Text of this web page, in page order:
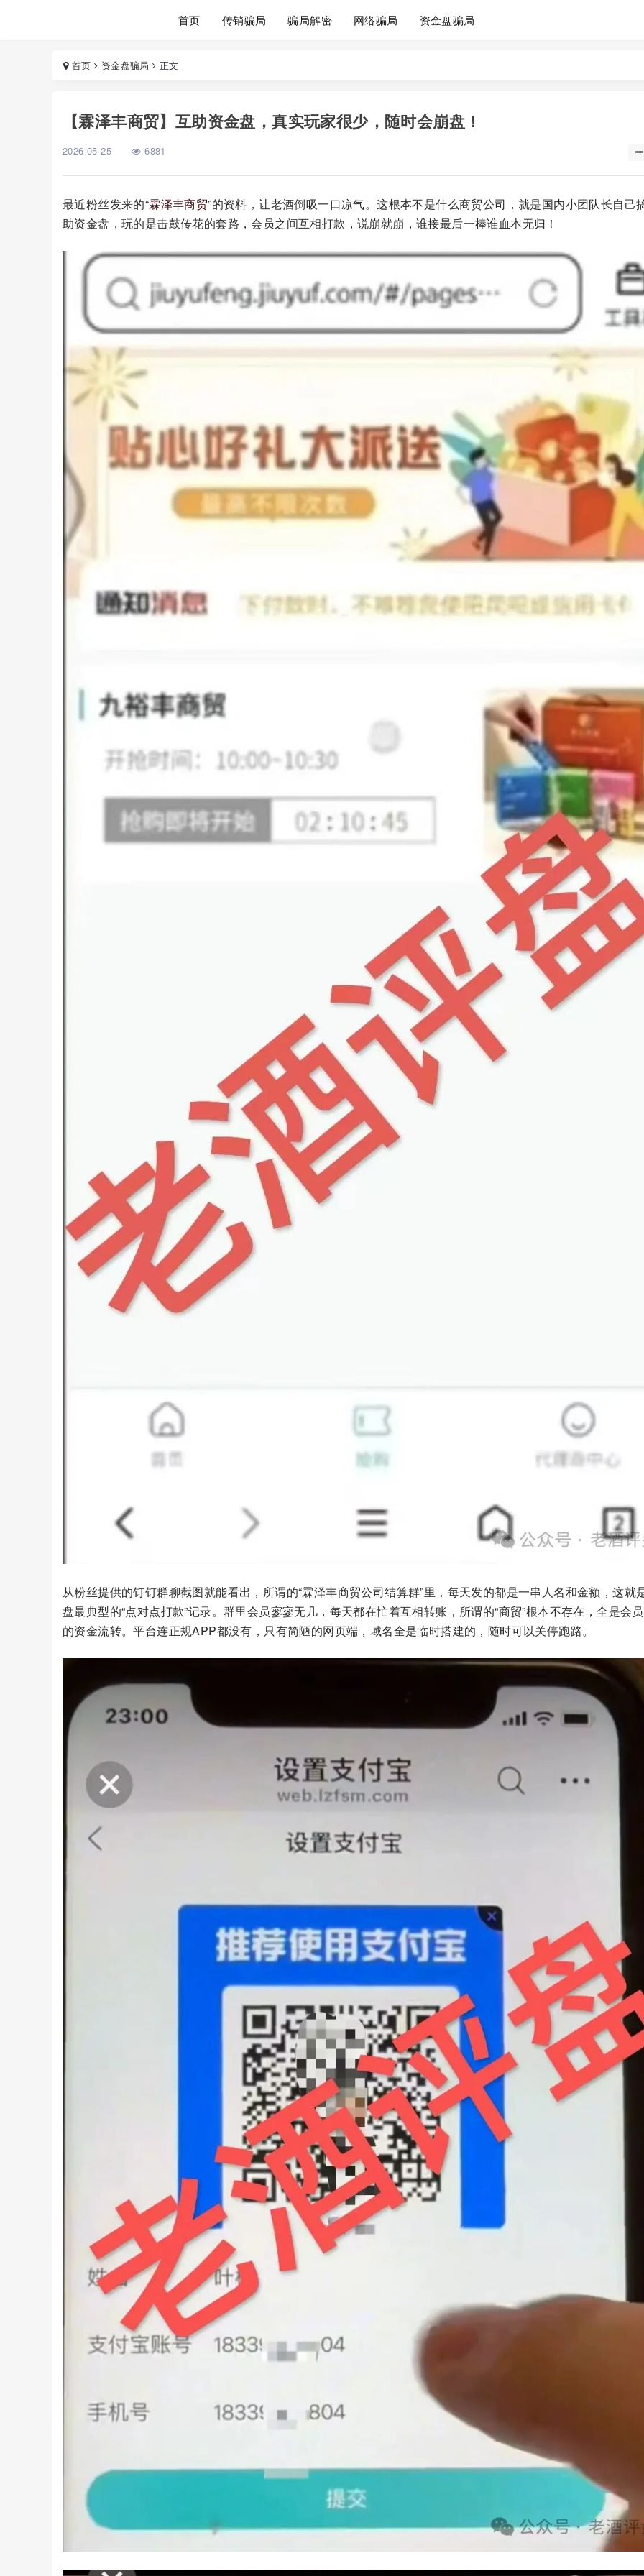
首页 传销骗局 骗局解密 网络骗局 资金盘骗局
首页 资金盘骗局 正文
【霖泽丰商贸】互助资金盘，真实玩家很少，随时会崩盘！
2026-05-25 6881
最近粉丝发来的“霖泽丰商贸”的资料，让老酒倒吸一口凉气。这根本不是什么商贸公司，就是国内小团队长自己
助资金盘，玩的是击鼓传花的套路，会员之间互相打款，说崩就崩，谁接最后一棒谁血本无归！
从粉丝提供的钉钉群聊截图就能看出，所谓的“霖泽丰商贸公司结算群”里，每天发的都是一串人名和金额，这就
盘最典型的“点对点打款”记录。群里会员寥寥无几，每天都在忙着互相转账，所谓的“商贸”根本不存在，全是会
的资金流转。平台连正规APP都没有，只有简陋的网页端，域名全是临时搭建的，随时可以关停跑路。